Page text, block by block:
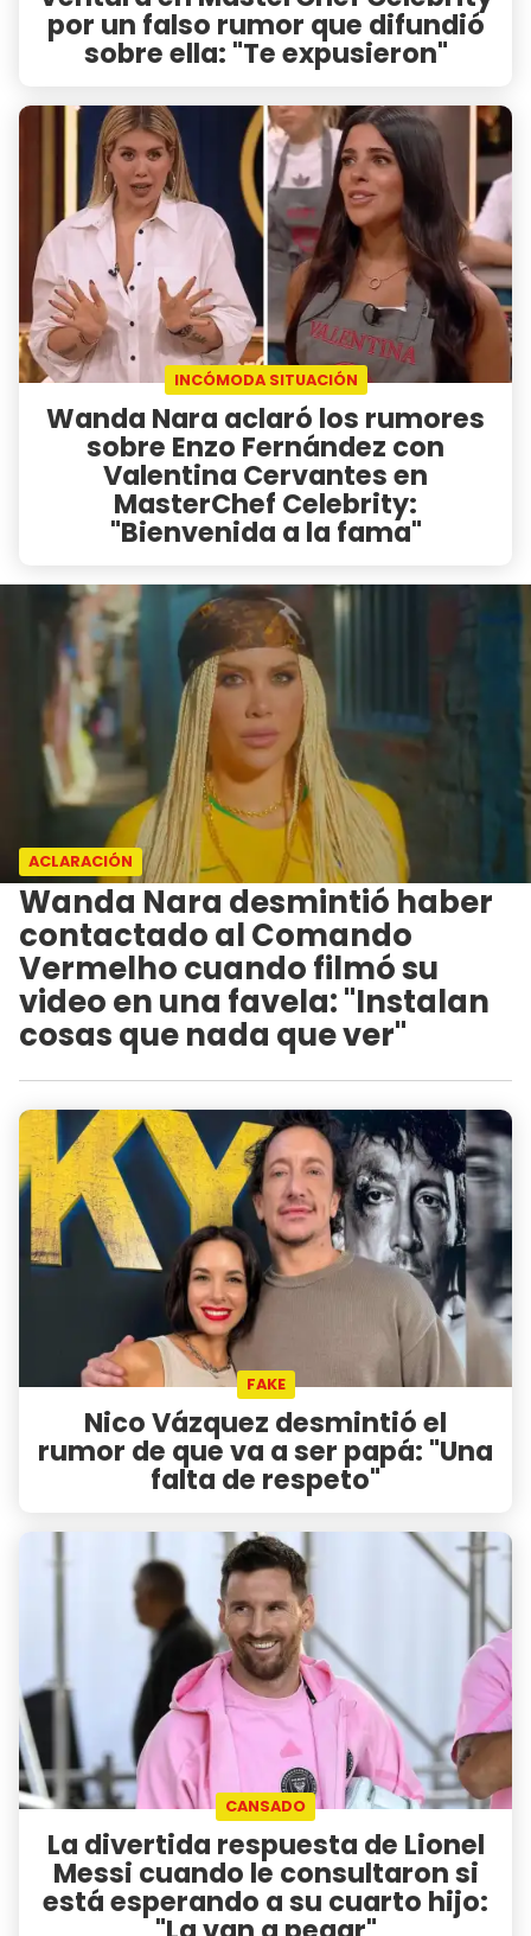
por un falso rumor que difundió
sobre ella: "Te expusieron"
INCÓMODA SITUACIÓN
Wanda Nara aclaró los rumores
sobre Enzo Fernández con
Valentina Cervantes en
MasterChef Celebrity:
"Bienvenida a la fama"
ACLARACIÓN
Wanda Nara desmintió haber
contactado al Comando
Vermelho cuando filmó su
video en una favela: "Instalan
cosas que nada que ver"
FAKE
Nico Vázquez desmintió el
rumor de que va a ser papá: "Una
falta de respeto"
CANSADO
La divertida respuesta de Lionel
Messi cuando le consultaron si
está esperando a su cuarto hijo: